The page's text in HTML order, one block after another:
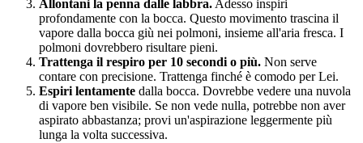
Allontani la penna dalle labbra. Adesso inspiri
profondamente con la bocca. Questo movimento trascina il
vapore dalla bocca giù nei polmoni, insieme all'aria fresca. I
polmoni dovrebbero risultare pieni.
Trattenga il respiro per 10 secondi o più. Non serve
contare con precisione. Trattenga finché è comodo per Lei.
Espiri lentamente dalla bocca. Dovrebbe vedere una nuvola
di vapore ben visibile. Se non vede nulla, potrebbe non aver
aspirato abbastanza; provi un'aspirazione leggermente più
lunga la volta successiva.